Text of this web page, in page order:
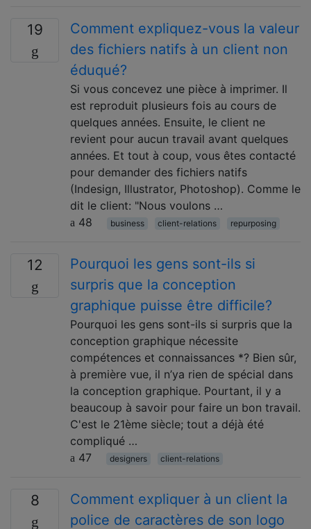
19
Comment expliquez-vous la valeur
des fichiers natifs à un client non
éduqué?
Si vous concevez une pièce à imprimer. Il
est reproduit plusieurs fois au cours de
quelques années. Ensuite, le client ne
revient pour aucun travail avant quelques
années. Et tout à coup, vous êtes contacté
pour demander des fichiers natifs
(Indesign, Illustrator, Photoshop). Comme le
dit le client: "Nous voulons …
48
business client-relations repurposing
12
Pourquoi les gens sont-ils si
surpris que la conception
graphique puisse être difficile?
Pourquoi les gens sont-ils si surpris que la
conception graphique nécessite
compétences et connaissances *? Bien sûr,
à première vue, il n’ya rien de spécial dans
la conception graphique. Pourtant, il y a
beaucoup à savoir pour faire un bon travail.
C'est le 21ème siècle; tout a déjà été
compliqué …
47
designers client-relations
8
Comment expliquer à un client la
police de caractères de son logo